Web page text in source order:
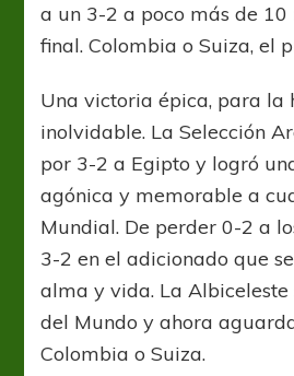
a un 3-2 a poco más de
final. Colombia o Suiza, el
Una victoria épica, para la
inolvidable. La Selección
por 3-2 a Egipto y logró
agónica y memorable a
Mundial. De perder 0-2 a
3-2 en el adicionado que
alma y vida. La Albiceleste
del Mundo y ahora
Colombia o Suiza.